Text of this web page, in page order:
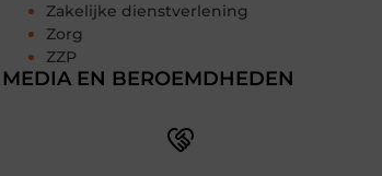
Zakelijke dienstverlening
Zorg
ZZP
MEDIA EN BEROEMDHEDEN